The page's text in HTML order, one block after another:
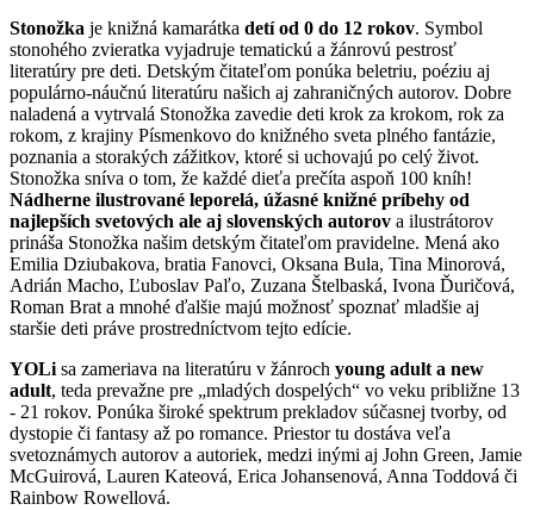
Stonožka je knižná kamarátka detí od 0 do 12 rokov. Symbol
stonohého zvieratka vyjadruje tematickú a žánrovú pestrosť
literatúry pre deti. Detským čitateľom ponúka beletriu, poéziu aj
populárno-náučnú literatúru našich aj zahraničných autorov. Dobre
naladená a vytrvalá Stonožka zavedie deti krok za krokom, rok za
rokom, z krajiny Písmenkovo do knižného sveta plného fantázie,
poznania a storakých zážitkov, ktoré si uchovajú po celý život.
Stonožka sníva o tom, že každé dieťa prečíta aspoň 100 kníh!
Nádherne ilustrované leporelá, úžasné knižné príbehy od
najlepších svetových ale aj slovenských autorov a ilustrátorov
prináša Stonožka našim detským čitateľom pravidelne. Mená ako
Emilia Dziubakova, bratia Fanovci, Oksana Bula, Tina Minorová,
Adrián Macho, Ľuboslav Paľo, Zuzana Štelbaská, Ivona Ďuričová,
Roman Brat a mnohé ďalšie majú možnosť spoznať mladšie aj
staršie deti práve prostredníctvom tejto edície.
YOLi sa zameriava na literatúru v žánroch young adult a new
adult, teda prevažne pre „mladých dospelých“ vo veku približne 13
- 21 rokov. Ponúka široké spektrum prekladov súčasnej tvorby, od
dystopie či fantasy až po romance. Priestor tu dostáva veľa
svetoznámych autorov a autoriek, medzi inými aj John Green, Jamie
McGuirová, Lauren Kateová, Erica Johansenová, Anna Toddová či
Rainbow Rowellová.